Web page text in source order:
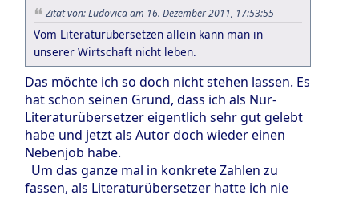
Zitat von: Ludovica am 16. Dezember 2011, 17:53:55
Vom Literaturübersetzen allein kann man in
unserer Wirtschaft nicht leben.
Das möchte ich so doch nicht stehen lassen. Es
hat schon seinen Grund, dass ich als Nur-
Literaturübersetzer eigentlich sehr gut gelebt
habe und jetzt als Autor doch wieder einen
Nebenjob habe.
Um das ganze mal in konkrete Zahlen zu
fassen, als Literaturübersetzer hatte ich nie